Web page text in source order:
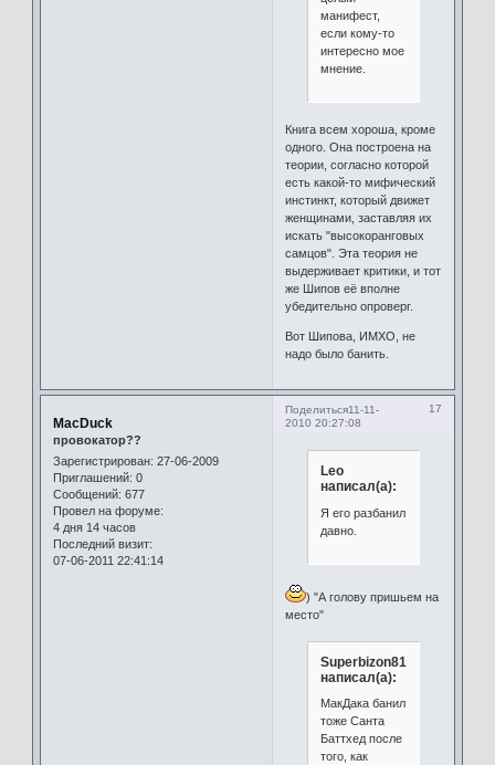
манифест,
если кому-то
интересно мое
мнение.
Книга всем хороша, кроме
одного. Она построена на
теории, согласно которой
есть какой-то мифический
инстинкт, который движет
женщинами, заставляя их
искать "высокоранговых
самцов". Эта теория не
выдерживает критики, и тот
же Шипов её вполне
убедительно опроверг.
Вот Шипова, ИМХО, не
надо было банить.
Поделиться 17
11-11-
2010 20:27:08
MacDuck
провокатор??
Зарегистрирован: 27-06-2009
Приглашений: 0
Сообщений: 677
Провел на форуме:
4 дня 14 часов
Последний визит:
07-06-2011 22:41:14
Leo
написал(а):
Я его разбанил
давно.
) "А голову пришьем на
место"
Superbizon81
написал(а):
МакДака банил
тоже Санта
Баттхед после
того, как